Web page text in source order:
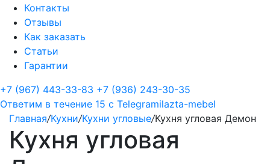
Контакты
Отзывы
Как заказать
Статьи
Гарантии
+7 (967) 443-33-83 +7 (936) 243-30-35
Ответим в течение 15 с Telegramilazta-mebel
Главная/Кухни/Кухни угловые/Кухня угловая Демон
Кухня угловая